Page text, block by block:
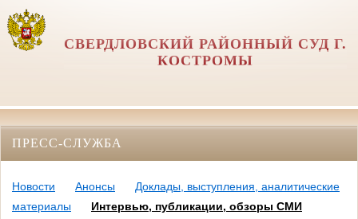
СВЕРДЛОВСКИЙ РАЙОННЫЙ СУД Г.
КОСТРОМЫ
ПРЕСС-СЛУЖБА
Новости Анонсы
Доклады, выступления, аналитические
материалы
Интервью, публикации, обзоры СМИ